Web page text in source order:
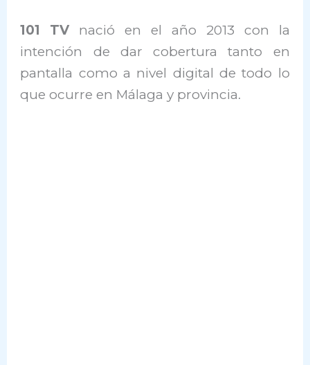
101 TV nació en el año 2013 con la
intención de dar cobertura tanto en
pantalla como a nivel digital de todo lo
que ocurre en Málaga y provincia.